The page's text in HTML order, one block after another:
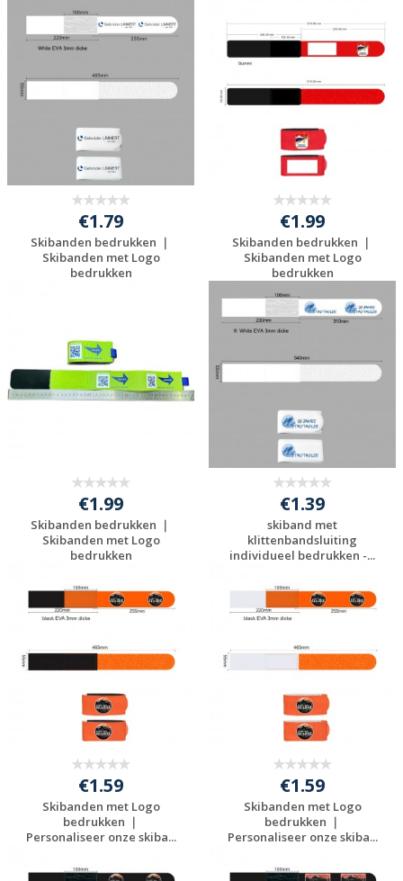
Gratis offerte
aanvragen
aanvragen
€1.79
Skibanden bedrukken ｜
Skibanden met Logo
bedrukken
€1.99
Skibanden bedrukken ｜
Skibanden met Logo
bedrukken
Gratis offerte
aanvragen
€1.99
Skibanden bedrukken ｜
Skibanden met Logo
bedrukken
Gratis offerte
aanvragen
€1.39
skiband met
klittenbandsluiting
individueel bedrukken -...
Gratis offerte
aanvragen
€1.59
Skibanden met Logo
bedrukken ｜
Personaliseer onze skiba...
Gratis offerte
€1.59
Skibanden met Logo
bedrukken ｜
Personaliseer onze skiba...
Gratis offerte